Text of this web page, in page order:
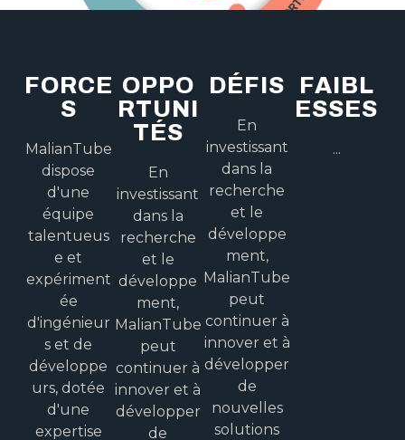
FORCE
S
MalianTube
dispose
d'une
équipe
talentueus
e et
expériment
ée
d'ingénieur
s et de
développe
urs, dotée
d'une
expertise
OPPO
RTUNI
TÉS
En
investissant
dans la
recherche
et le
développe
ment,
MalianTube
peut
continuer à
innover et à
développer
de
DÉFIS
En
investissant
dans la
recherche
et le
développe
ment,
MalianTube
peut
continuer à
innover et à
développer
de
nouvelles
solutions
FAIBL
ESSES
...